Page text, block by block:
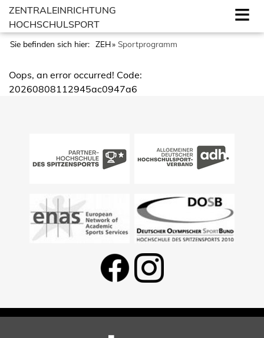
ZENTRALEINRICHTUNG
HOCHSCHULSPORT
Sie befinden sich hier: ZEH Sportprogramm
Oops, an error occurred! Code:
20260808112945ac0947a6